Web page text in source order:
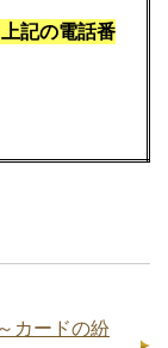
上記の電話番
カードの紛